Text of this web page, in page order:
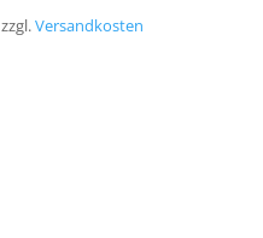
zzgl.Versandkosten